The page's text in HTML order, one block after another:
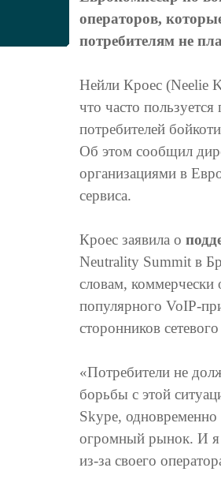
операторов,
потребителям не
Нейли Кроес (Neelie
что часто
потребителей
Об этом сообщил
организациями в
сервиса.
Кроес заявила о
Neutrality Summit в
словам,
популярного VoIP-
сторонников
«Потребители не
борьбы с этой
Skype,
огромный рынок. И я
из-за своего